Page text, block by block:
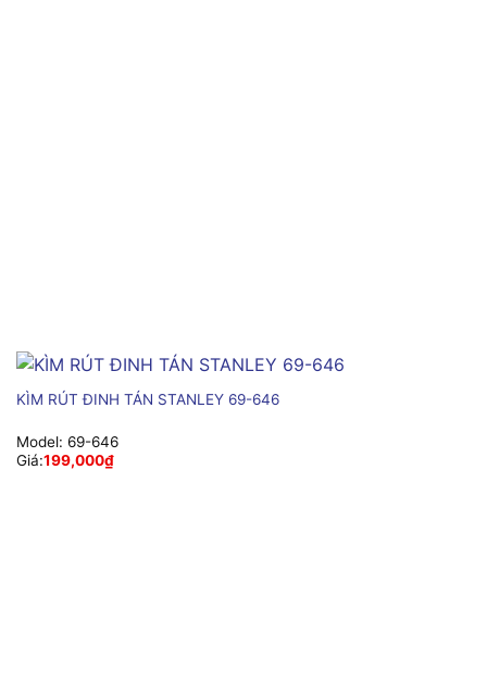
KÌM RÚT ĐINH TÁN STANLEY 69-646
Model: 69-646
Giá:199,000₫